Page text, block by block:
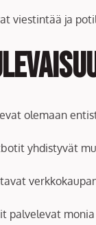
viestintää ja
olemaan
yhdistyvät
palvelevat